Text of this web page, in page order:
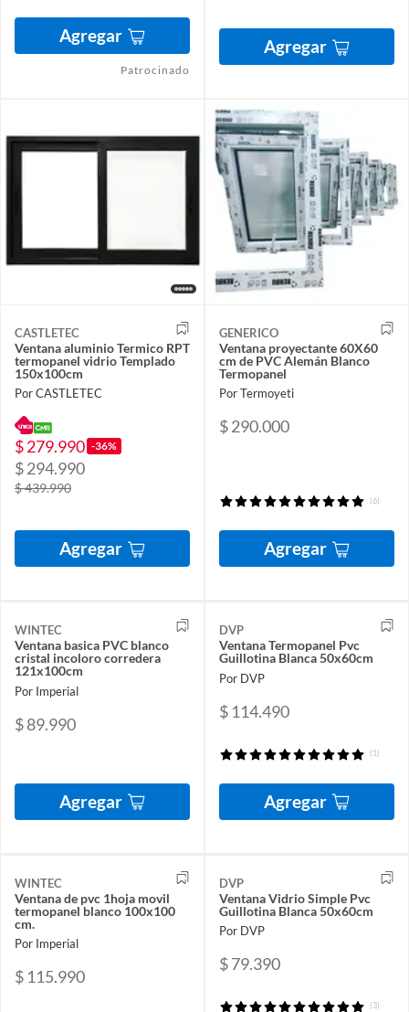
Agregar
Patrocinado
Agregar
CASTLETEC
Ventana aluminio Termico RPT
termopanel vidrio Templado
150x100cm
Por CASTLETEC
$ 279.990 -36%
$ 294.990
$ 439.990
Agregar
GENERICO
Ventana proyectante 60X60
cm de PVC Alemán Blanco
Termopanel
Por Termoyeti
$ 290.000
(6)
Agregar
WINTEC
Ventana basica PVC blanco
cristal incoloro corredera
121x100cm
Por Imperial
$ 89.990
Agregar
DVP
Ventana Termopanel Pvc
Guillotina Blanca 50x60cm
Por DVP
$ 114.490
(1)
Agregar
WINTEC
Ventana de pvc 1hoja movil
termopanel blanco 100x100
cm.
Por Imperial
$ 115.990
DVP
Ventana Vidrio Simple Pvc
Guillotina Blanca 50x60cm
Por DVP
$ 79.390
(3)